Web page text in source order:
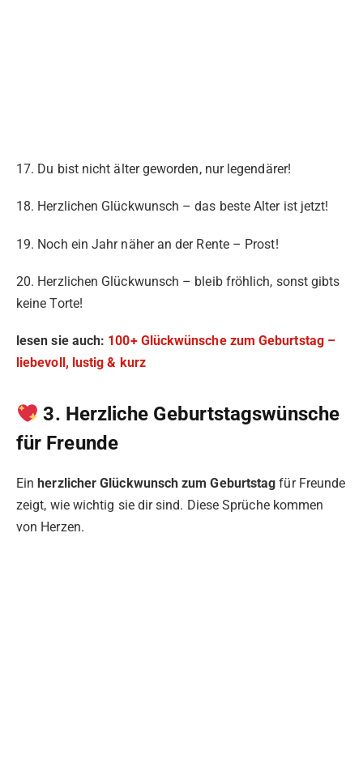
17. Du bist nicht älter geworden, nur legendärer!
18. Herzlichen Glückwunsch – das beste Alter ist jetzt!
19. Noch ein Jahr näher an der Rente – Prost!
20. Herzlichen Glückwunsch – bleib fröhlich, sonst gibts
keine Torte!
lesen sie auch: 100+ Glückwünsche zum Geburtstag –
liebevoll, lustig & kurz
3. Herzliche Geburtstagswünsche
für Freunde
Ein herzlicher Glückwunsch zum Geburtstag für Freunde
zeigt, wie wichtig sie dir sind. Diese Sprüche kommen
von Herzen.